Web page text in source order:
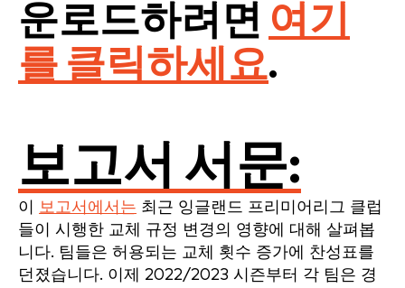
운로드하려면 여기
를 클릭하세요.
보고서 서문:
이 보고서에서는 최근 잉글랜드 프리미어리그 클럽
들이 시행한 교체 규정 변경의 영향에 대해 살펴봅
니다. 팀들은 허용되는 교체 횟수 증가에 찬성표를
던졌습니다. 이제 2022/2023 시즌부터 각 팀은 경